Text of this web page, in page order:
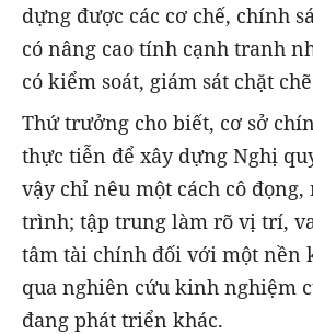
dựng được các cơ chế, chính
có nâng cao tính cạnh tranh
có kiểm soát, giám sát chặt
Thứ trưởng cho biết, cơ sở
thực tiễn để xây dựng Nghị
vậy chỉ nêu một cách cô đọng,
trình; tập trung làm rõ vị trí,
tâm tài chính đối với một nền
qua nghiên cứu kinh nghiệm
đang phát triển khác.